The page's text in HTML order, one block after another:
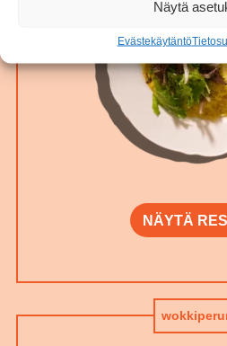
Näytä
Evästekäytäntö
NÄYTÄ